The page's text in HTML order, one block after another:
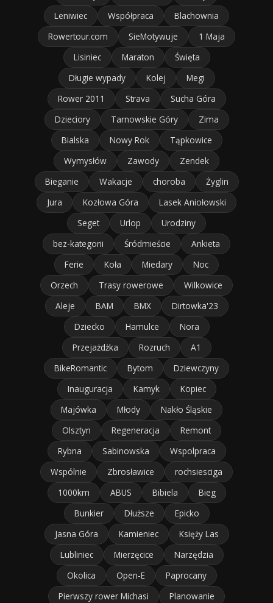
Leniwiec
Współpraca
Blachownia
Rowertour.com
SieMotywuje
1 Maja
Lisiniec
Maraton
Święta
Długie wypady
Kolej
Megi
Rower 2011
Strava
Sucha Góra
Dzieciory
Tarnowskie Góry
Zima
Bialska
Nowy Rok
Tąpkowice
Wymysłów
Zawody
Zendek
Bieganie
Wakacje choroba
Żyglin
Jura
Kozłowa Góra
Lasek Aniołowski
Seget
Urlop
Urodziny
bez-kategorii
Śródmieście
Ankieta
Ferie
Koła Miedary
Noc
Orzech
Trasy rowerowe
Wilkowice
Aleje
BAM BMX
Dirtowka'23
Dziecko
Hamulce
Nora
Przejażdżka
Rozruch
A1
BikeRomantic
Bytom
Dziewczyny
Inauguracja
Kamyk
Kopiec
Majówka
Młody
Nakło Śląskie
Olsztyn
Regeneracja
Remont
Rybna
Sabinowska
Wspolpraca
Wspólnie
Zbrosławice
rochsiesciga
1000km
ABUS Bibiela
Bieg
Bunkier
Dłuższe
Epicko
Jasna Góra
Kamieniec
Księży Las
Lubliniec
Mierzęcice
Narzędzia
Okolica
Open-E
Paprocany
Pierwszy rower Michasi
Planowanie